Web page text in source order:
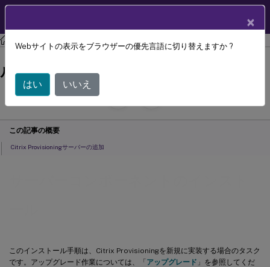
Citrix Provisioning Citrix Provisioning 2402 LTSR
このインストール手順は、Citrix Provisioningを新規に実装する場合のタスク
です。アップグレード作業については、「アップグレード 」を参照してくだ
サーバーコンポーネントのインストー
ル
July 29, 2024
C
この記事の概要
Citrix Provisioningサーバーの追加
×
Webサイトの表示をブラウザーの優先言語に切り替えますか ?
はい いいえ